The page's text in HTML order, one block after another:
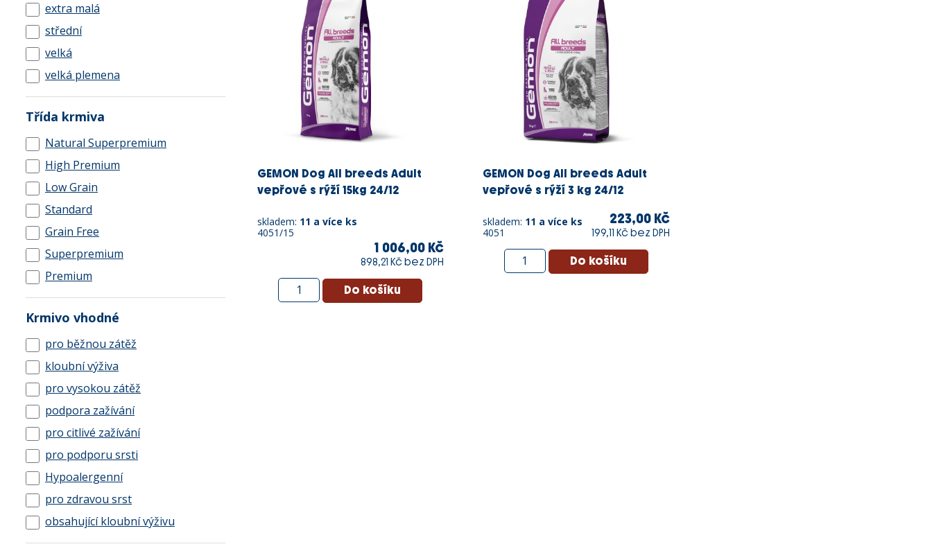
extra malá
střední
velká
velká plemena
Třída krmiva
Natural Superpremium
High Premium
Low Grain
Standard
Grain Free
Superpremium
Premium
Krmivo vhodné
pro běžnou zátěž
kloubní výživa
pro vysokou zátěž
podpora zažívání
pro citlivé zažívání
pro podporu srsti
Hypoalergenní
pro zdravou srst
obsahující kloubní výživu
GEMON Dog All breeds Adult
vepřové s rýží 15kg 24/12
skladem: 11 a více ks
4051/15
1 006,00 Kč
898,21 Kč bez DPH
GEMON Dog All breeds Adult
vepřové s rýží 3 kg 24/12
skladem: 11 a více ks
4051
223,00 Kč
199,11 Kč bez DPH